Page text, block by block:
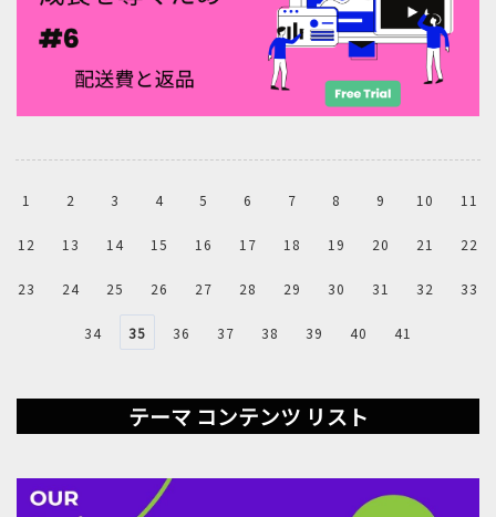
1 2 3 4 5 6 7 8 9 10 11
12 13 14 15 16 17 18 19 20 21 22
23 24 25 26 27 28 29 30 31 32 33
34 35 36 37 38 39 40 41
テーマ コンテンツ リスト